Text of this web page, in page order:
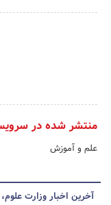
منتشر شده در
علم و آموزش
آخرین اخبار وزارت